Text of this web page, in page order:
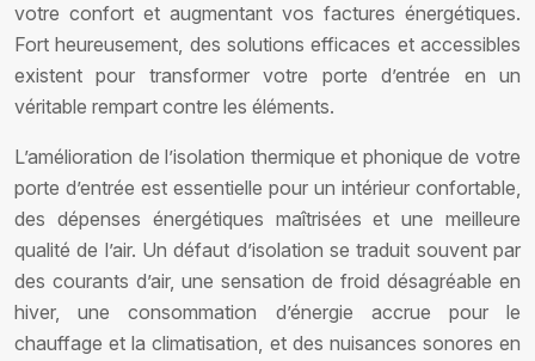
votre confort et augmentant vos factures énergétiques.
Fort heureusement, des solutions efficaces et accessibles
existent pour transformer votre porte d’entrée en un
véritable rempart contre les éléments.
L’amélioration de l’isolation thermique et phonique de votre
porte d’entrée est essentielle pour un intérieur confortable,
des dépenses énergétiques maîtrisées et une meilleure
qualité de l’air. Un défaut d’isolation se traduit souvent par
des courants d’air, une sensation de froid désagréable en
hiver, une consommation d’énergie accrue pour le
chauffage et la climatisation, et des nuisances sonores en